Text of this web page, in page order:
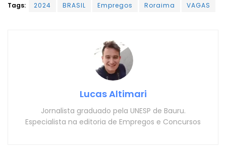
Tags: 2024 BRASIL Empregos Roraima VAGAS
Lucas Altimari
Jornalista graduado pela UNESP de Bauru.
Especialista na editoria de Empregos e Concursos